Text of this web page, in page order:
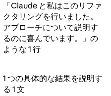
「Claude と私はこのリファ
クタリングを行いました。
アプローチについて説明す
るのに喜んでいます。」の
ような 1 行
1 つの具体的な結果を説明す
る 1 文